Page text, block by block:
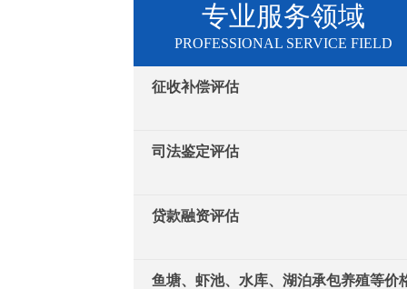
专业服务领域
PROFESSIONAL SERVICE FIELD
征收补偿评估
司法鉴定评估
贷款融资评估
鱼塘、虾池、水库、湖泊承包养殖等价